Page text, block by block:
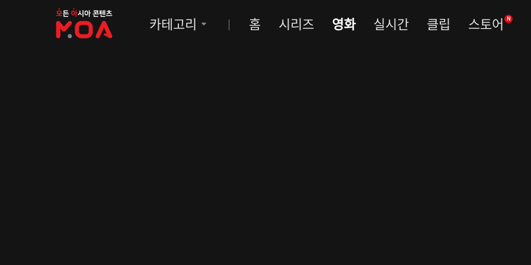
MOA
카테고리 홈 시리즈 영화 실시간 클립 스토어 N